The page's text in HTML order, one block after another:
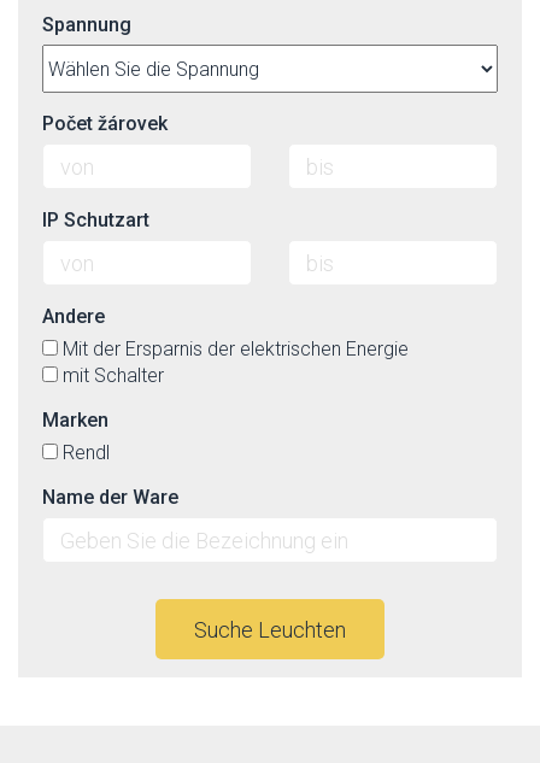
Spannung
Počet žárovek
IP Schutzart
Andere
Mit der Ersparnis der elektrischen Energie
mit Schalter
Marken
Rendl
Name der Ware
Suche Leuchten